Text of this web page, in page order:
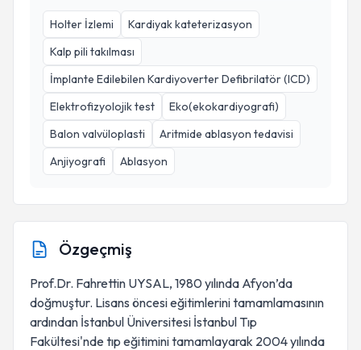
Holter İzlemi
Kardiyak kateterizasyon
Kalp pili takılması
İmplante Edilebilen Kardiyoverter Defibrilatör (ICD)
Elektrofizyolojik test
Eko(ekokardiyografi)
Balon valvüloplasti
Aritmide ablasyon tedavisi
Anjiyografi
Ablasyon
Özgeçmiş
Prof.Dr. Fahrettin UYSAL, 1980 yılında Afyon’da
doğmuştur. Lisans öncesi eğitimlerini tamamlamasının
ardından İstanbul Üniversitesi İstanbul Tıp
Fakültesi'nde tıp eğitimini tamamlayarak 2004 yılında